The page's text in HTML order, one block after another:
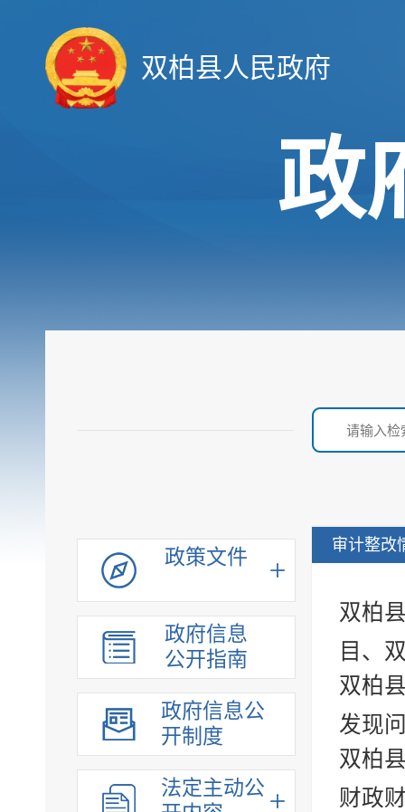
双柏县人民政府
政
政策文件
政府信息
公开指南
政府信息公
开制度
法定主动公
审计整改
双柏
目、
双柏
发现
双柏
财政